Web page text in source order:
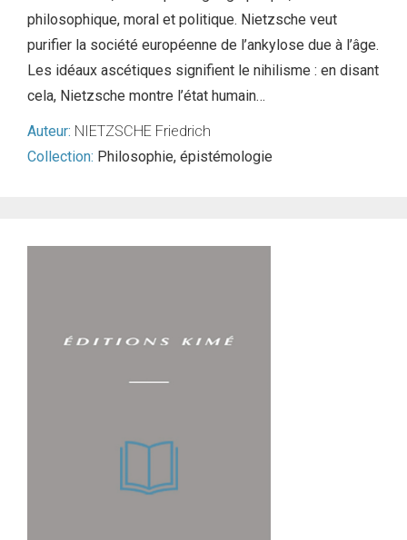
philosophique, moral et politique. Nietzsche veut
purifier la société européenne de l’ankylose due à l’âge.
Les idéaux ascétiques signifient le nihilisme : en disant
cela, Nietzsche montre l’état humain…
Auteur: NIETZSCHE Friedrich
Collection: Philosophie, épistémologie